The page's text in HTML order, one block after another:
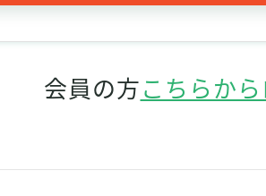
会員の方こちらか